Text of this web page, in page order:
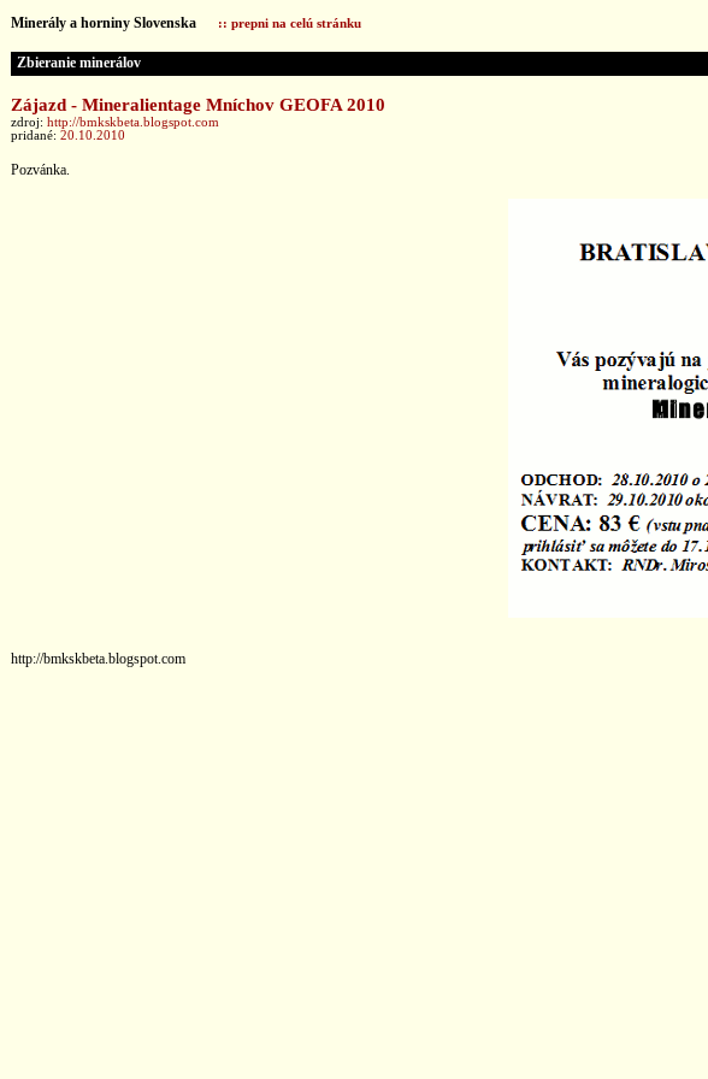
Minerály a horniny Slovenska :: prepni na celú stránku
Zbieranie minerálov
Zájazd - Mineralientage Mníchov GEOFA 2010
zdroj: http://bmkskbeta.blogspot.com
pridané: 20.10.2010
Pozvánka.
http://bmkskbeta.blogspot.com